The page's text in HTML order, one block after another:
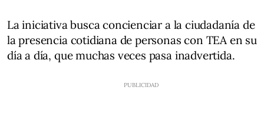
La iniciativa busca concienciar a la ciudadanía de
la presencia cotidiana de personas con TEA en su
día a día, que muchas veces pasa inadvertida.